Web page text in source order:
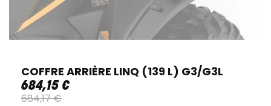
COFFRE ARRIÈRE LINQ (139 L) G3/G3L
684,15 €
684,17€